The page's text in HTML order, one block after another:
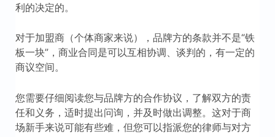
利的决定的。
对于加盟商（个体商家来说），品牌方的条款并不是“铁
板一块”，商业合同是可以互相协调、谈判的，有一定的
商议空间。
您需要仔细阅读您与品牌方的合作协议，了解双方的责
任和义务，适时提出问询，并及时做出调整。这对于商
场新手来说可能有些难，但您可以指派您的律师与对方